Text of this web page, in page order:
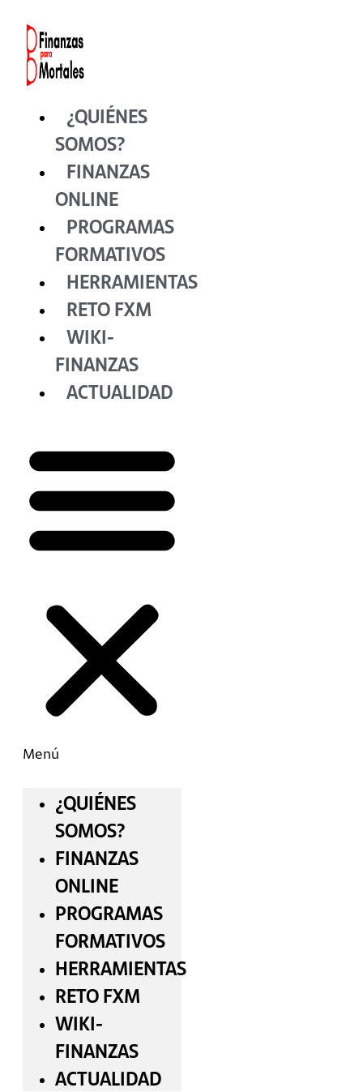
contenido
¿QUIÉNES
SOMOS?
FINANZAS
ONLINE
PROGRAMAS
FORMATIVOS
HERRAMIENTAS
RETO FXM
WIKI-
FINANZAS
ACTUALIDAD
Menú
¿QUIÉNES
SOMOS?
FINANZAS
ONLINE
PROGRAMAS
FORMATIVOS
HERRAMIENTAS
RETO FXM
WIKI-
FINANZAS
ACTUALIDAD